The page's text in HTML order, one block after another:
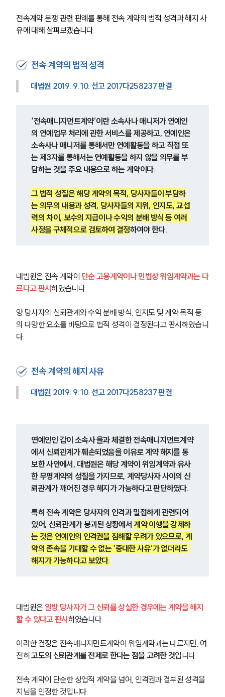
전속계약 분쟁 관련 판례를 통해 전속 계약의 법적 성격과 해지 사
유에 대해 살펴보겠습니다.
전속 계약의 법적 성격
대법원 2019. 9. 10. 선고 2017다258237 판결
‘전속매니지먼트계약’이란 소속사나 매니저가 연예인
의 연예업무 처리에 관한 서비스를 제공하고, 연예인은
소속사나 매니저를 통해서만 연예활동을 하고 직접 또
는 제3자를 통해서는 연예활동을 하지 않을 의무를 부
담하는 것을 주요 내용으로 하는 계약이다.
그 법적 성질은 해당 계약의 목적, 당사자들이 부담하
는 의무의 내용과 성격, 당사자들의 지위, 인지도, 교섭
력의 차이, 보수의 지급이나 수익의 분배 방식 등 여러
사정을 구체적으로 검토하여 결정하여야 한다.
대법원은 전속 계약이 단순 고용계약이나 민법상 위임계약과는 다
르다고 판시하였습니다.
양 당사자의 신뢰관계와 수익 분배 방식, 인지도 및 계약 목적 등
의 다양한 요소를 바탕으로 법적 성격이 결정된다고 판시하였습니
다.
전속 계약의 해지 사유
대법원 2019. 9. 10. 선고 2017다258237 판결
연예인인 갑이 소속사 을과 체결한 전속매니지먼트계약
에서 신뢰관계가 훼손되었음을 이유로 계약 해지를 통
보한 사안에서, 대법원은 해당 계약이 위임계약과 유사
한 무명계약의 성질을 가지므로, 계약당사자 사이의 신
뢰관계가 깨어진 경우 해지가 가능하다고 판단하였다.
특히 전속 계약은 당사자의 인격과 밀접하게 관련되어
있어, 신뢰관계가 붕괴된 상황에서 계약 이행을 강제하
는 것은 연예인의 인격권을 침해할 우려가 있으므로, 계
약의 존속을 기대할 수 없는 ‘중대한 사유’가 없더라도
해지가 가능하다고 보았다.
대법원은 일방 당사자가 그 신뢰를 상실한 경우에는 계약을 해지
할 수 있다고 판시하였습니다.
이러한 결정은 전속매니지먼트계약이 위임계약과는 다르지만, 여
전히 고도의 신뢰관계를 전제로 한다는 점을 고려한 것입니다.
전속 계약이 단순한 상업적 계약을 넘어, 인격권과 결부된 성격을
지님을 인정한 것입니다.